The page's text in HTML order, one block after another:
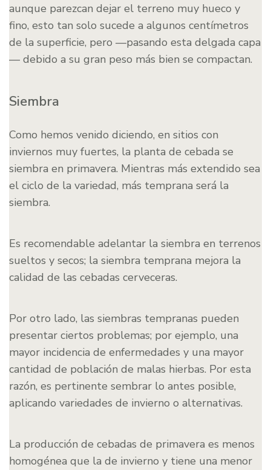
aunque parezcan dejar el terreno muy hueco y
fino, esto tan solo sucede a algunos centímetros
de la superficie, pero —pasando esta delgada capa
— debido a su gran peso más bien se compactan.
Siembra
Como hemos venido diciendo, en sitios con
inviernos muy fuertes, la planta de cebada se
siembra en primavera. Mientras más extendido sea
el ciclo de la variedad, más temprana será la
siembra.
Es recomendable adelantar la siembra en terrenos
sueltos y secos; la siembra temprana mejora la
calidad de las cebadas cerveceras.
Por otro lado, las siembras tempranas pueden
presentar ciertos problemas; por ejemplo, una
mayor incidencia de enfermedades y una mayor
cantidad de población de malas hierbas. Por esta
razón, es pertinente sembrar lo antes posible,
aplicando variedades de invierno o alternativas.
La producción de cebadas de primavera es menos
homogénea que la de invierno y tiene una menor